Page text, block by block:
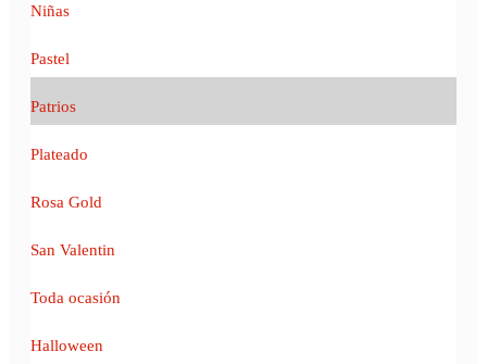
Niñas
Pastel
Patrios
Plateado
Rosa Gold
San Valentin
Toda ocasión
Halloween